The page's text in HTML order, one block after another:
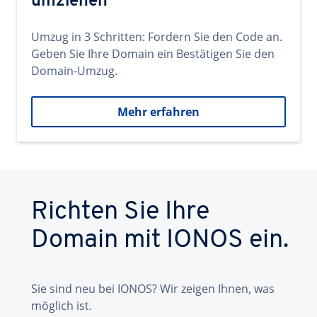
Umzug in 3 Schritten: Fordern Sie den Code an.
Geben Sie Ihre Domain ein Bestätigen Sie den
Domain-Umzug.
Mehr erfahren
Richten Sie Ihre
Domain mit IONOS ein.
Sie sind neu bei IONOS? Wir zeigen Ihnen, was
möglich ist.